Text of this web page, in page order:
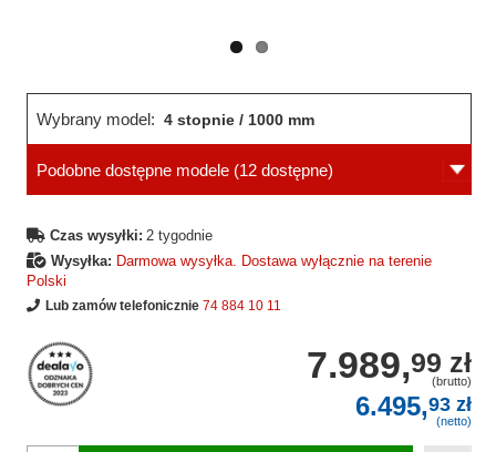
Wybrany model: 4 stopnie / 1000 mm
Podobne dostępne modele (12 dostępne)
Czas wysyłki: 2 tygodnie
Wysyłka: Darmowa wysyłka. Dostawa wyłącznie na terenie
Polski
Lub zamów telefonicznie 74 884 10 11
7.989,99 zł
(brutto)
6.495,93 zł
(netto)